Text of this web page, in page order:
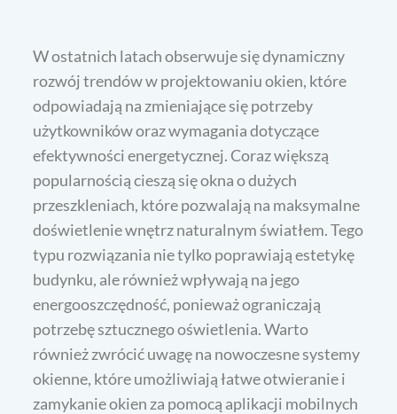
W ostatnich latach obserwuje się dynamiczny
rozwój trendów w projektowaniu okien, które
odpowiadają na zmieniające się potrzeby
użytkowników oraz wymagania dotyczące
efektywności energetycznej. Coraz większą
popularnością cieszą się okna o dużych
przeszkleniach, które pozwalają na maksymalne
doświetlenie wnętrz naturalnym światłem. Tego
typu rozwiązania nie tylko poprawiają estetykę
budynku, ale również wpływają na jego
energooszczędność, ponieważ ograniczają
potrzebę sztucznego oświetlenia. Warto
również zwrócić uwagę na nowoczesne systemy
okienne, które umożliwiają łatwe otwieranie i
zamykanie okien za pomocą aplikacji mobilnych